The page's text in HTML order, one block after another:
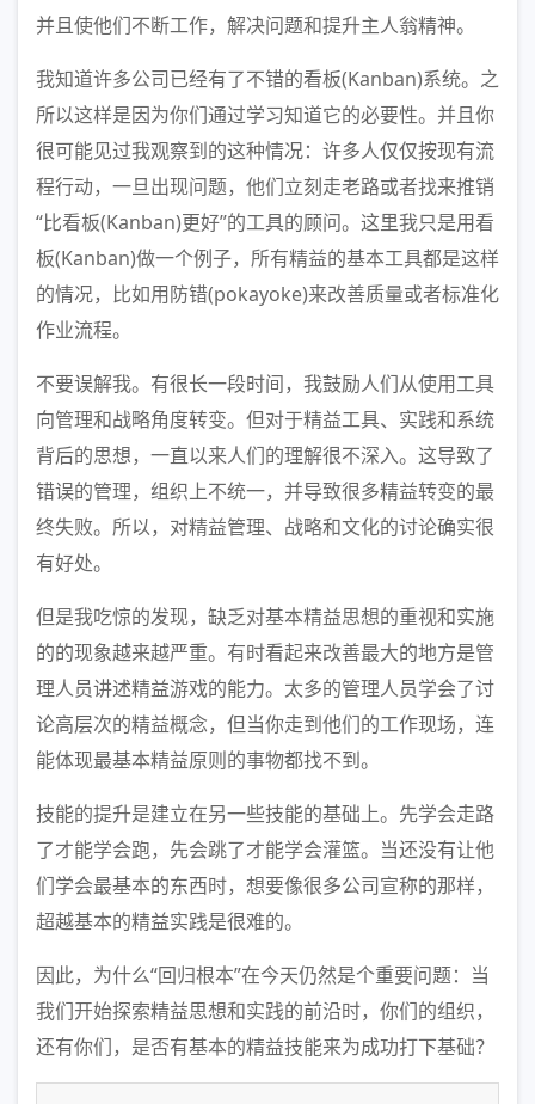
并且使他们不断工作，解决问题和提升主人翁精神。
我知道许多公司已经有了不错的看板(Kanban)系统。之
所以这样是因为你们通过学习知道它的必要性。并且你
很可能见过我观察到的这种情况：许多人仅仅按现有流
程行动，一旦出现问题，他们立刻走老路或者找来推销
“比看板(Kanban)更好”的工具的顾问。这里我只是用看
板(Kanban)做一个例子，所有精益的基本工具都是这样
的情况，比如用防错(pokayoke)来改善质量或者标准化
作业流程。
不要误解我。有很长一段时间，我鼓励人们从使用工具
向管理和战略角度转变。但对于精益工具、实践和系统
背后的思想，一直以来人们的理解很不深入。这导致了
错误的管理，组织上不统一，并导致很多精益转变的最
终失败。所以，对精益管理、战略和文化的讨论确实很
有好处。
但是我吃惊的发现，缺乏对基本精益思想的重视和实施
的的现象越来越严重。有时看起来改善最大的地方是管
理人员讲述精益游戏的能力。太多的管理人员学会了讨
论高层次的精益概念，但当你走到他们的工作现场，连
能体现最基本精益原则的事物都找不到。
技能的提升是建立在另一些技能的基础上。先学会走路
了才能学会跑，先会跳了才能学会灌篮。当还没有让他
们学会最基本的东西时，想要像很多公司宣称的那样，
超越基本的精益实践是很难的。
因此，为什么“回归根本”在今天仍然是个重要问题：当
我们开始探索精益思想和实践的前沿时，你们的组织，
还有你们，是否有基本的精益技能来为成功打下基础？